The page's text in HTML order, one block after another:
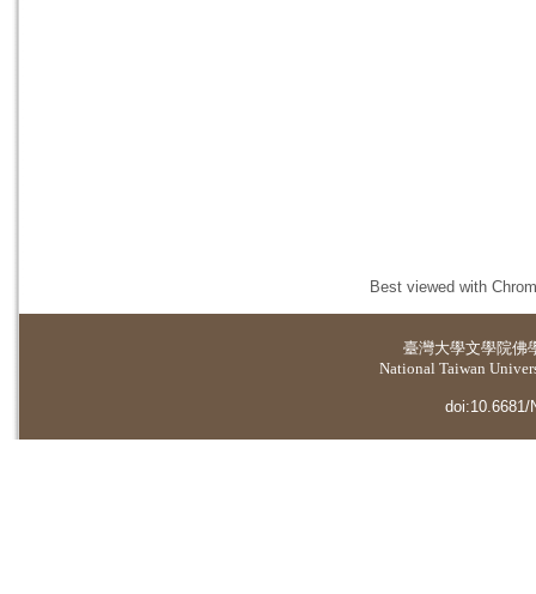
Best viewed with
臺灣大學文學院佛
National Taiwan
doi:10.6681/